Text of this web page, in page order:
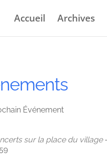
Accueil Archives
Événement
sur la place du village-